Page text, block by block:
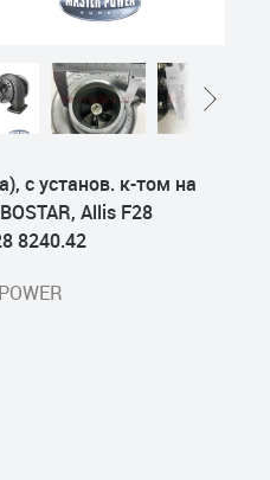
с установ. к-том на
Allis F28
8240.42